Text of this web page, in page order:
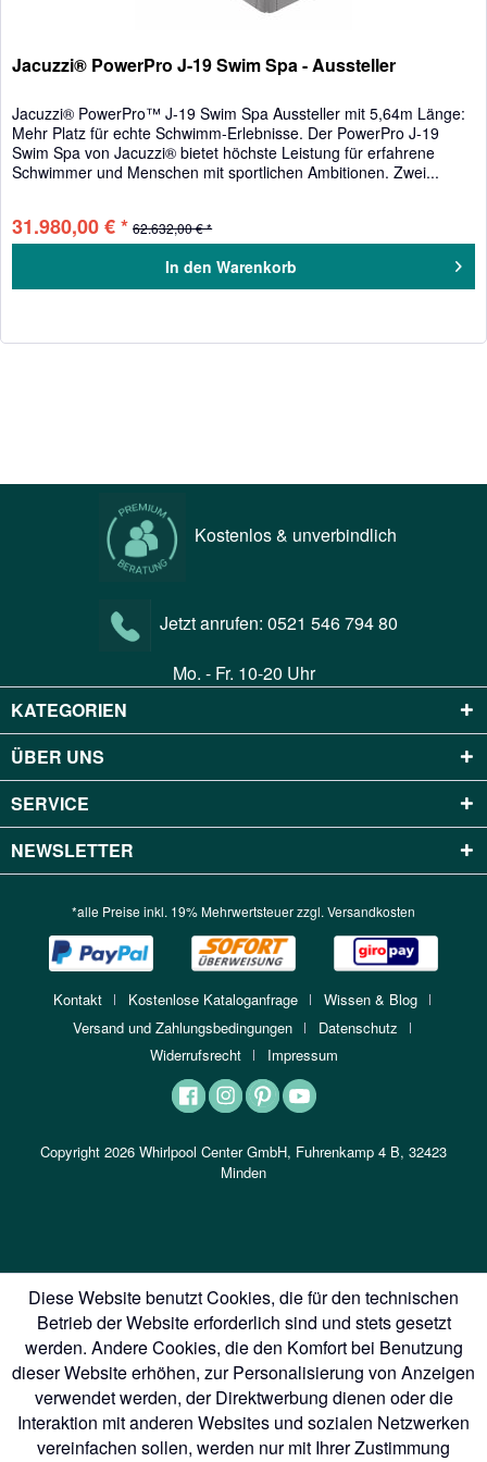
Jacuzzi® PowerPro J-19 Swim Spa - Aussteller
Jacuzzi® PowerPro™ J-19 Swim Spa Aussteller mit 5,64m Länge:
Mehr Platz für echte Schwimm-Erlebnisse. Der PowerPro J-19
Swim Spa von Jacuzzi® bietet höchste Leistung für erfahrene
Schwimmer und Menschen mit sportlichen Ambitionen. Zwei...
31.980,00 € * 62.632,00 € *
In den Warenkorb
Kostenlos & unverbindlich
Jetzt anrufen: 0521 546 794 80
Mo. - Fr. 10-20 Uhr
KATEGORIEN
ÜBER UNS
SERVICE
NEWSLETTER
*alle Preise inkl. 19% Mehrwertsteuer zzgl. Versandkosten
Kontakt Kostenlose Kataloganfrage
Wissen & Blog
Versand und Zahlungsbedingungen
Datenschutz
Widerrufsrecht
Impressum
Copyright 2026 Whirlpool Center GmbH, Fuhrenkamp 4 B, 32423
Minden
Diese Website benutzt Cookies, die für den technischen
Betrieb der Website erforderlich sind und stets gesetzt
werden. Andere Cookies, die den Komfort bei Benutzung
dieser Website erhöhen, zur Personalisierung von Anzeigen
verwendet werden, der Direktwerbung dienen oder die
Interaktion mit anderen Websites und sozialen Netzwerken
vereinfachen sollen, werden nur mit Ihrer Zustimmung